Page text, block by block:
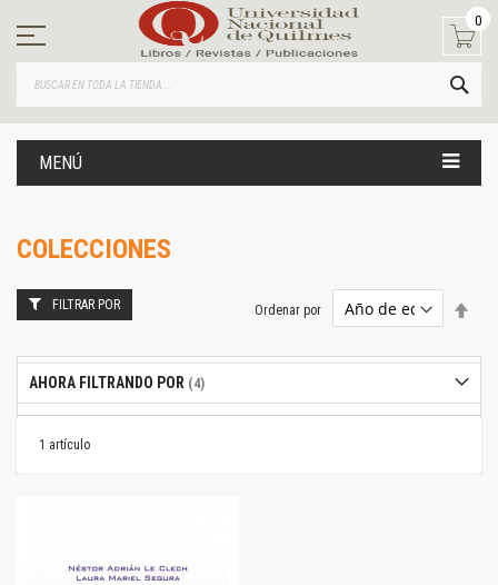
contenido
0
MENÚ
COLECCIONES
1 artículo
Ordenar por
FILTRAR POR
AHORA FILTRANDO POR